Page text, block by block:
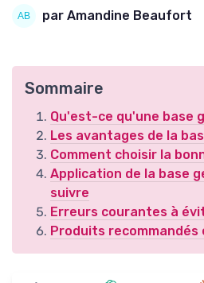
par Amandine Beaufort
Sommaire
Qu'est-ce qu'une base
Les avantages de la
Comment choisir la
Application de la base
suivre
Erreurs courantes à
Produits